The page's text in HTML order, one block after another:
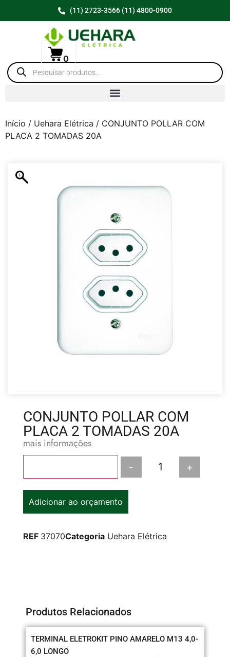
(11) 2723-3566 (11) 4800-0900
0
Início / Uehara Elétrica / CONJUNTO POLLAR COM
PLACA 2 TOMADAS 20A
CONJUNTO POLLAR COM
PLACA 2 TOMADAS 20A
mais informações
- +
Adicionar ao orçamento
REF 37070Categoria Uehara Elétrica
Produtos Relacionados
TERMINAL ELETROKIT PINO AMARELO M13 4,0-
6,0 LONGO